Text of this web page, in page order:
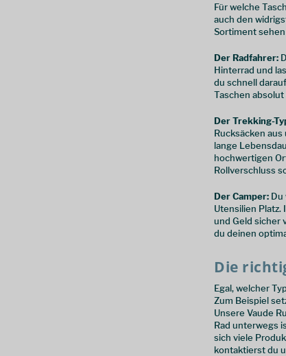
Für welche
auch den
Sortiment
Der Radfahrer:
Hinterrad und
du schnell
Taschen
Der Trekking-
Rucksäcken
lange
hochwertigen
Rollverschluss
Der Camper: Du
Utensilien
und Geld sicher
du deinen
Die
Egal, welcher
Zum Beispiel
Unsere Vaude
Rad unterwegs
sich viele
kontaktierst du